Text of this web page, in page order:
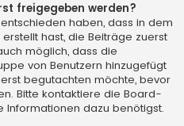
freigegeben werden?
haben, dass in dem
hast, die Beiträge zuerst
möglich, dass die
von Benutzern hinzugefügt
begutachten möchte, bevor
Bitte kontaktiere die Board-
Informationen dazu benötigst.